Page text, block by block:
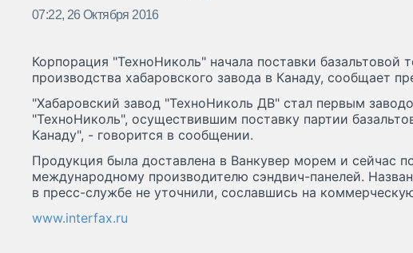
07:22, 26 Октября 2016
Корпорация "ТехноНиколь" начала поставки базальтовой
производства хабаровского завода в Канаду, сообщает
"Хабаровский завод "ТехноНиколь ДВ" стал первым
"ТехноНиколь", осуществившим поставку партии
Канаду", - говорится в сообщении.
Продукция была доставлена в Ванкувер морем и сейчас
международному производителю сэндвич-панелей.
в пресс-службе не уточнили, сославшись на
www.interfax.ru